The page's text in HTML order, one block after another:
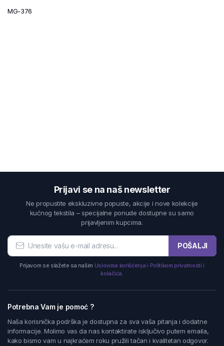
MG-376
Prijavi se na naš newsletter
Ne propustite ekskluzivne popuste, akcije i nove kolekcije
kućnog tekstila – specijalne ponude dostupne su samo
prijavljenim kupcima.
POŠALJI
Prijavom se slažete sa našim Uslovima korišćenja i Politikom privatnosti i
kolačića.
Potrebna Vam je pomoć ?
Naša korisnička podrška je dostupna za sva vaša pitanja i dodatne
informacije. Molimo vas da nas kontaktirate isključivo putem emaila,
kako bismo vam u najkraćem roku pružili tačan i kvalitetan odgovor.